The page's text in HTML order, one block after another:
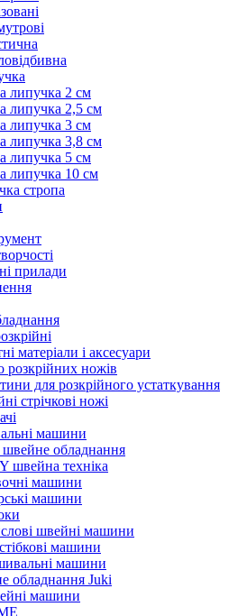
липучка 2 см
липучка 2,5 см
липучка 3 см
липучка 3,8 см
липучка 5 см
липучка 10 см
стропа
прилади
матеріали і аксесуари
розкрійних ножів
для розкрійного устаткування
стрічкові ножі
машини
обладнання
швейна техніка
машини
машини
швейні машини
машини
машини
обладнання Juki
машини